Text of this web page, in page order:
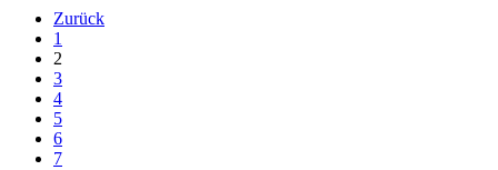
Zurück
1
2
3
4
5
6
7